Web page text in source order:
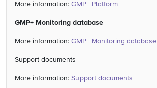
More information: GMP+ Platform
GMP+ Monitoring database
More information: GMP+ Monitoring database
Support documents
More information: Support documents